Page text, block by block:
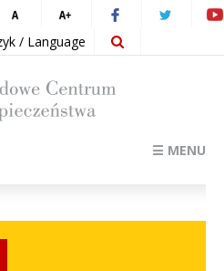
☰ MENU